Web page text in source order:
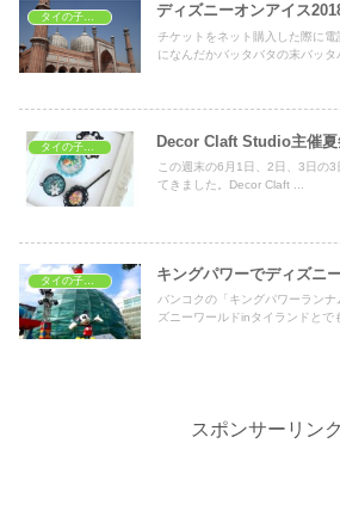
ディズニーオンアイス
チケットをネット購入した際に
になんだかバッタバタの末バッタ
タイの子どもの遊び場 Decor Claft Studio主催
この週末の6月1日、2日、3日の
てきました。Decor Claft ...
キングパワーでディズニ
バンコクの「キングパワーラン
ズニーワールドinタイランドとで
スポンサーリンク